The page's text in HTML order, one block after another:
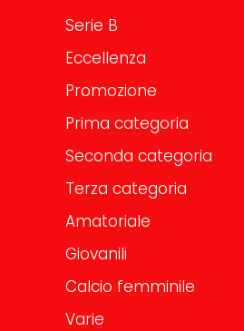
Serie B
Eccellenza
Promozione
Prima categoria
Seconda categoria
Terza categoria
Amatoriale
Giovanili
Calcio femminile
Varie